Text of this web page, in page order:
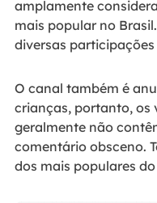
amplamente
mais popular no
diversas
O canal também é
crianças, portanto, os
geralmente não
comentário obsceno.
dos mais populares